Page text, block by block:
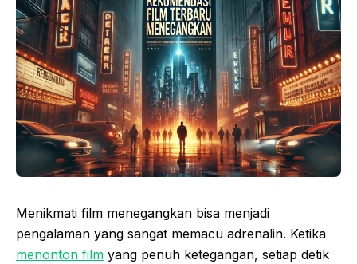
Menikmati film menegangkan bisa menjadi
pengalaman yang sangat memacu adrenalin. Ketika
menonton film yang penuh ketegangan, setiap detik